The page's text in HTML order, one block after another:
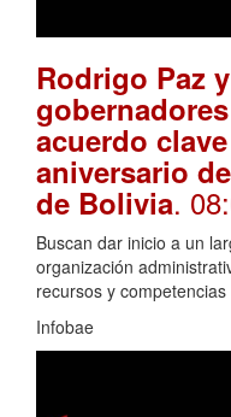
Rodrigo Paz
acuerdo
aniversario
de Bolivia.
Buscan dar inicio a un
organización
recursos y competencias
Infobae